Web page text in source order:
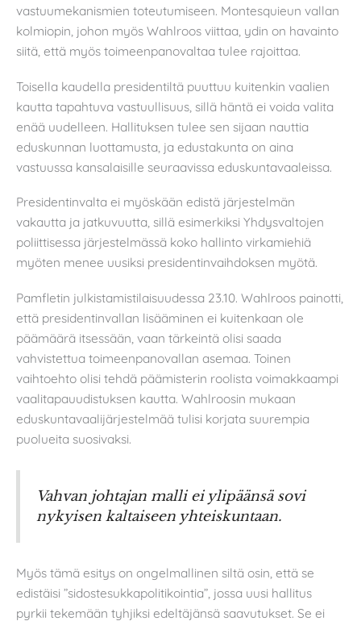
vastuumekanismien toteutumiseen. Montesquieun vallan
kolmiopin, johon myös Wahlroos viittaa, ydin on havainto
siitä, että myös toimeenpanovaltaa tulee rajoittaa.
Toisella kaudella presidentiltä puuttuu kuitenkin vaalien
kautta tapahtuva vastuullisuus, sillä häntä ei voida valita
enää uudelleen. Hallituksen tulee sen sijaan nauttia
eduskunnan luottamusta, ja edustakunta on aina
vastuussa kansalaisille seuraavissa eduskuntavaaleissa.
Presidentinvalta ei myöskään edistä järjestelmän
vakautta ja jatkuvuutta, sillä esimerkiksi Yhdysvaltojen
poliittisessa järjestelmässä koko hallinto virkamiehiä
myöten menee uusiksi presidentinvaihdoksen myötä.
Pamfletin julkistamistilaisuudessa 23.10. Wahlroos painotti,
että presidentinvallan lisääminen ei kuitenkaan ole
päämäärä itsessään, vaan tärkeintä olisi saada
vahvistettua toimeenpanovallan asemaa. Toinen
vaihtoehto olisi tehdä päämisterin roolista voimakkaampi
vaalitapauudistuksen kautta. Wahlroosin mukaan
eduskuntavaalijärjestelmää tulisi korjata suurempia
puolueita suosivaksi.
Vahvan johtajan malli ei ylipäänsä sovi
nykyisen kaltaiseen yhteiskuntaan.
Myös tämä esitys on ongelmallinen siltä osin, että se
edistäisi ”sidostesukkapolitikointia”, jossa uusi hallitus
pyrkii tekemään tyhjiksi edeltäjänsä saavutukset. Se ei